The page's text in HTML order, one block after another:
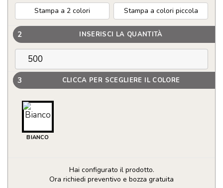
Stampa a 2 colori Stampa a colori piccola
2 INSERISCI LA QUANTITÀ
3 CLICCA PER SCEGLIERE IL COLORE
BIANCO
Hai configurato il prodotto.
Ora richiedi preventivo e bozza gratuita